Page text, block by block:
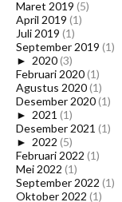
Maret 2019 (5)
April 2019 (1)
Juli 2019 (1)
September 2019 (1)
► 2020(3)
Februari 2020(1)
Agustus 2020(1)
Desember 2020(1)
► 2021 (1)
Desember 2021 (1)
► 2022 (5)
Februari 2022 (1)
Mei 2022 (1)
September 2022 (1)
Oktober 2022 (1)